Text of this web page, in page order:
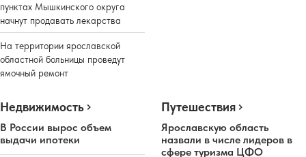
пунктах Мышкинского округа
начнут продавать лекарства
На территории ярославской
областной больницы проведут
ямочный ремонт
Недвижимость
В России вырос объем
выдачи ипотеки
Путешествия
Ярославскую область
назвали в числе лидеров в
сфере туризма ЦФО